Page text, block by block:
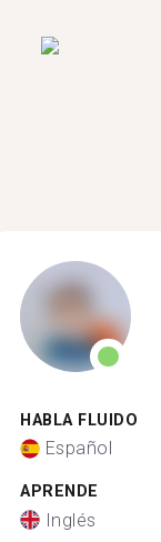
HABLA FLUIDO
Español
APRENDE
Inglés